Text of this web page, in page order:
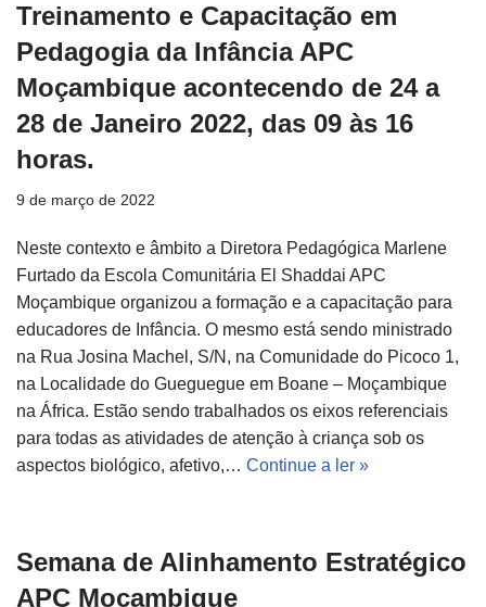
Treinamento e Capacitação em
Pedagogia da Infância APC
Moçambique acontecendo de 24 a
28 de Janeiro 2022, das 09 às 16
horas.
9 de março de 2022
Neste contexto e âmbito a Diretora Pedagógica Marlene
Furtado da Escola Comunitária El Shaddai APC
Moçambique organizou a formação e a capacitação para
educadores de Infância. O mesmo está sendo ministrado
na Rua Josina Machel, S/N, na Comunidade do Picoco 1,
na Localidade do Gueguegue em Boane – Moçambique
na África. Estão sendo trabalhados os eixos referenciais
para todas as atividades de atenção à criança sob os
aspectos biológico, afetivo,… Continue a ler »
Semana de Alinhamento Estratégico
APC Moçambique